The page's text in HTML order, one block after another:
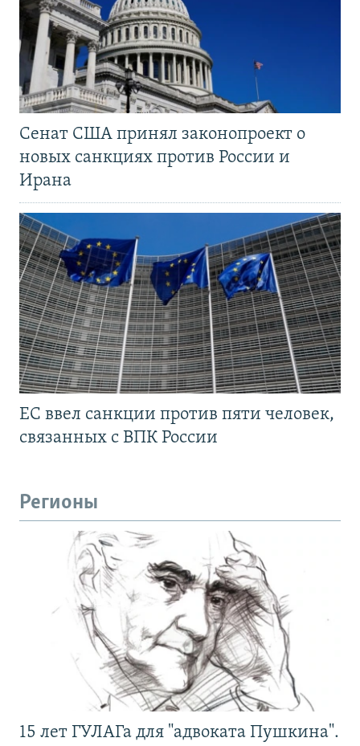
Сенат США принял законопроект о
новых санкциях против России и
Ирана
ЕС ввел санкции против пяти человек,
связанных с ВПК России
Регионы
15 лет ГУЛАГа для "адвоката Пушкина".